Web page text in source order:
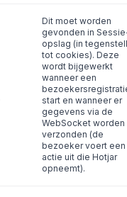
Dit moet worden
gevonden in
opslag (in
tot cookies). Deze
wordt bijgewerkt
wanneer een
start en wanneer er
gegevens via de
WebSocket worden
verzonden (de
bezoeker voert een
actie uit die Hotjar
opneemt).